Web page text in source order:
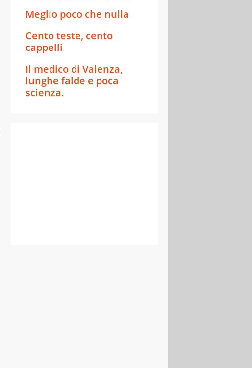
Meglio poco che nulla
Cento teste, cento
cappelli
Il medico di Valenza,
lunghe falde e poca
scienza.